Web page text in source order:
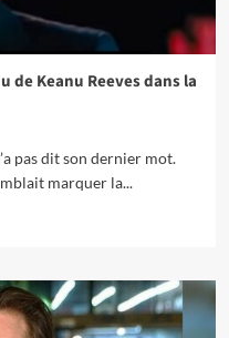
de Keanu Reeves dans la
pas dit son dernier mot.
marquer la...